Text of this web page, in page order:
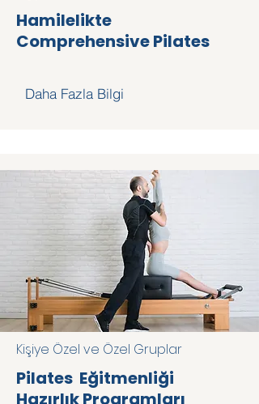
Hamilelikte
Comprehensive Pilates
Daha Fazla Bilgi
Kişiye Özel ve Özel Gruplar
Pilates Eğitmenliği
Hazırlık Programları